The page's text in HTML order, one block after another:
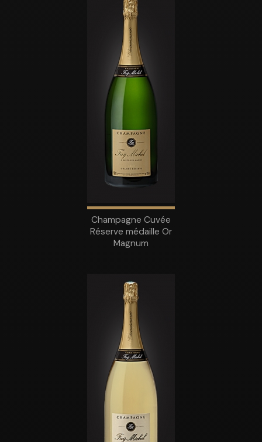
Champagne Cuvée
Réserve médaille Or
Magnum